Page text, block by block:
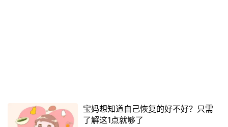
宝妈想知道自己恢复的好不好？只需
了解这1点就够了